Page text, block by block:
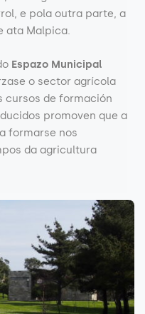
e pola outra parte, a
ata Malpica.
Espazo Municipal
o sector agrícola
cursos de formación
promoven que a
formarse nos
da agricultura